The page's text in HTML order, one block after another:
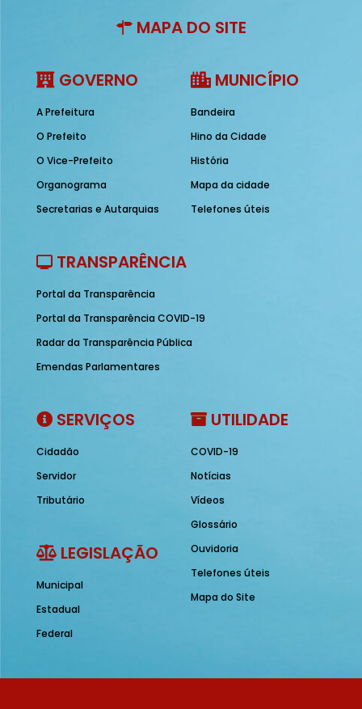
MAPA DO SITE
GOVERNO
A Prefeitura
O Prefeito
O Vice-Prefeito
Organograma
Secretarias e Autarquias
MUNICÍPIO
Bandeira
Hino da Cidade
História
Mapa da cidade
Telefones úteis
TRANSPARÊNCIA
Portal da Transparência
Portal da Transparência COVID-19
Radar da Transparência Pública
Emendas Parlamentares
SERVIÇOS
Cidadão
Servidor
Tributário
LEGISLAÇÃO
Municipal
Estadual
Federal
UTILIDADE
COVID-19
Notícias
Vídeos
Glossário
Ouvidoria
Telefones úteis
Mapa do Site